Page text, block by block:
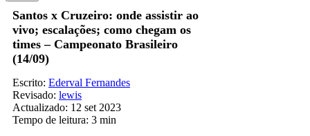
Santos x Cruzeiro: onde assistir ao
vivo; escalações; como chegam os
times – Campeonato Brasileiro
(14/09)
Escrito: Ederval Fernandes
Revisado: lewis
Actualizado: 12 set 2023
Tempo de leitura: 3 min